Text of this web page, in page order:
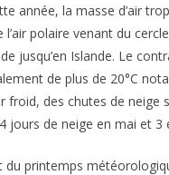
année, la masse d’air
polaire venant du
jusqu’en Islande. Le
de plus de 20°C
froid, des chutes de neige
jours de neige en mai et 3
du printemps